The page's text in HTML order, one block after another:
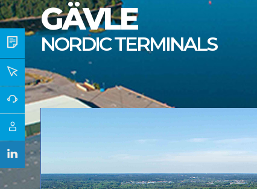
GÄVLE
NORDIC TERMINALS